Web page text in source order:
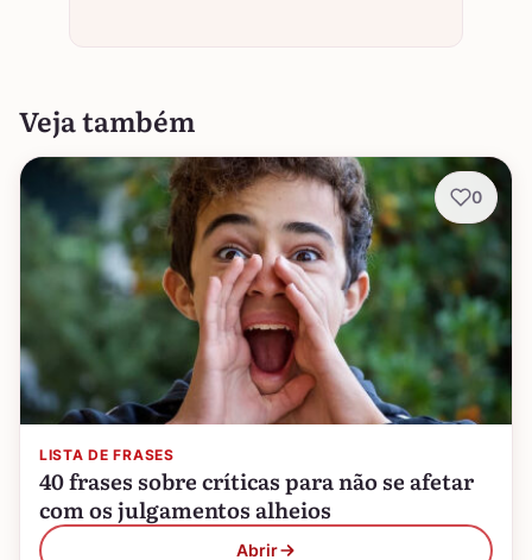
Veja também
LISTA DE FRASES
40 frases sobre críticas para não se afetar
com os julgamentos alheios
Abrir
0